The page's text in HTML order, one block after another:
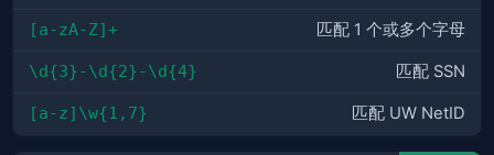
[a-zA-Z]+ 匹配 1 个或多个字母
\d{3}-\d{2}-\d{4} 匹配 SSN
[a-z]\w{1,7} 匹配 UW NetID